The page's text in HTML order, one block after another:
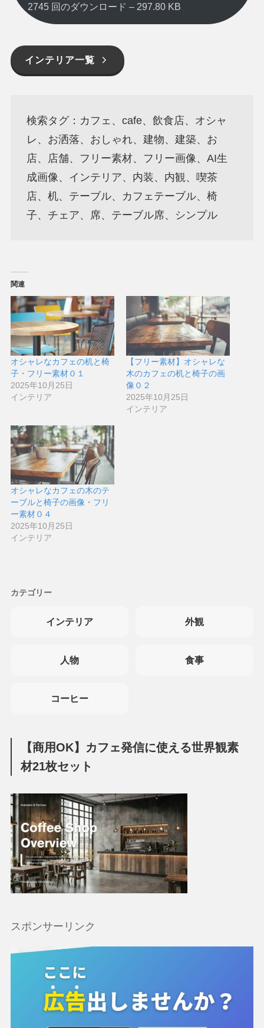
2745 回のダウンロード – 297.80 KB
インテリア一覧
検索タグ：カフェ、cafe、飲食店、オシャ
レ、お洒落、おしゃれ、建物、建築、お
店、店舗、フリー素材、フリー画像、AI生
成画像、インテリア、内装、内観、喫茶
店、机、テーブル、カフェテーブル、椅
子、チェア、席、テーブル席、シンプル
関連
オシャレなカフェの机と椅
子・フリー素材０１
2025年10月25日
インテリア
【フリー素材】オシャレな
木のカフェの机と椅子の画
像０２
2025年10月25日
インテリア
オシャレなカフェの木のテ
ーブルと椅子の画像・フリ
ー素材０４
2025年10月25日
インテリア
カテゴリー
インテリア 外観
人物 食事
コーヒー
【商用OK】カフェ発信に使える世界観素
材21枚セット
スポンサーリンク